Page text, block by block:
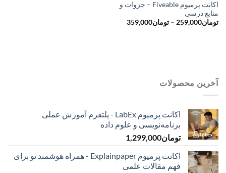
اکانت پرمیوم Fiveable – جزوات و
منابع درسی
تومان259,000
– تومان359,000محدوده
آخرین محصولات
اکانت پرمیوم LabEx - پلتفرم آموزش عملی
برنامه‌نویسی و علوم داده
تومان1,299,000
اکانت پرمیوم Explainpaper - همراه هوشمند تو برای
فهم مقالات علمی